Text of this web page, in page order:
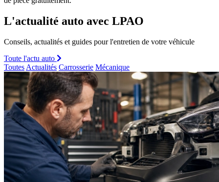
L'actualité auto avec LPAO
Conseils, actualités et guides pour l'entretien de votre véhicule
Toute l'actu auto
Toutes Actualités Carrosserie Mécanique